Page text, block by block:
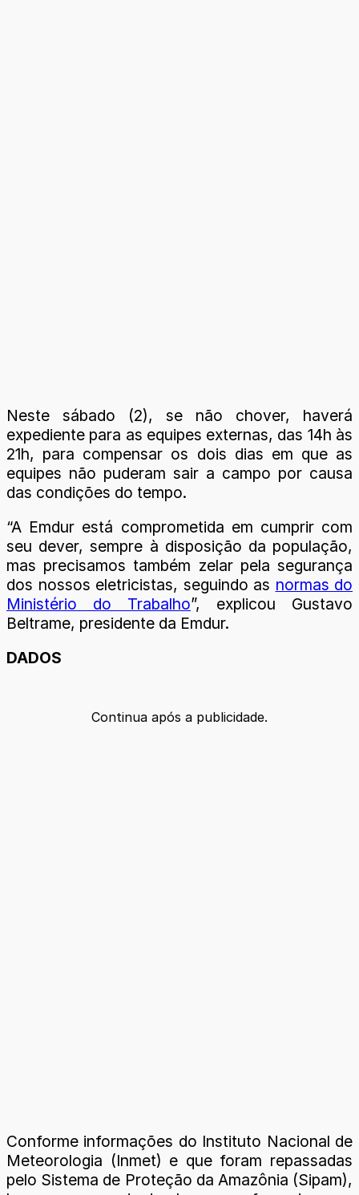
Neste sábado (2), se não chover, haverá
expediente para as equipes externas, das 14h às
21h, para compensar os dois dias em que as
equipes não puderam sair a campo por causa
das condições do tempo.
“A Emdur está comprometida em cumprir com
seu dever, sempre à disposição da população,
mas precisamos também zelar pela segurança
dos nossos eletricistas, seguindo as normas do
Ministério do Trabalho”, explicou Gustavo
Beltrame, presidente da Emdur.
DADOS
Continua após a publicidade.
Conforme informações do Instituto Nacional de
Meteorologia (Inmet) e que foram repassadas
pelo Sistema de Proteção da Amazônia (Sipam),